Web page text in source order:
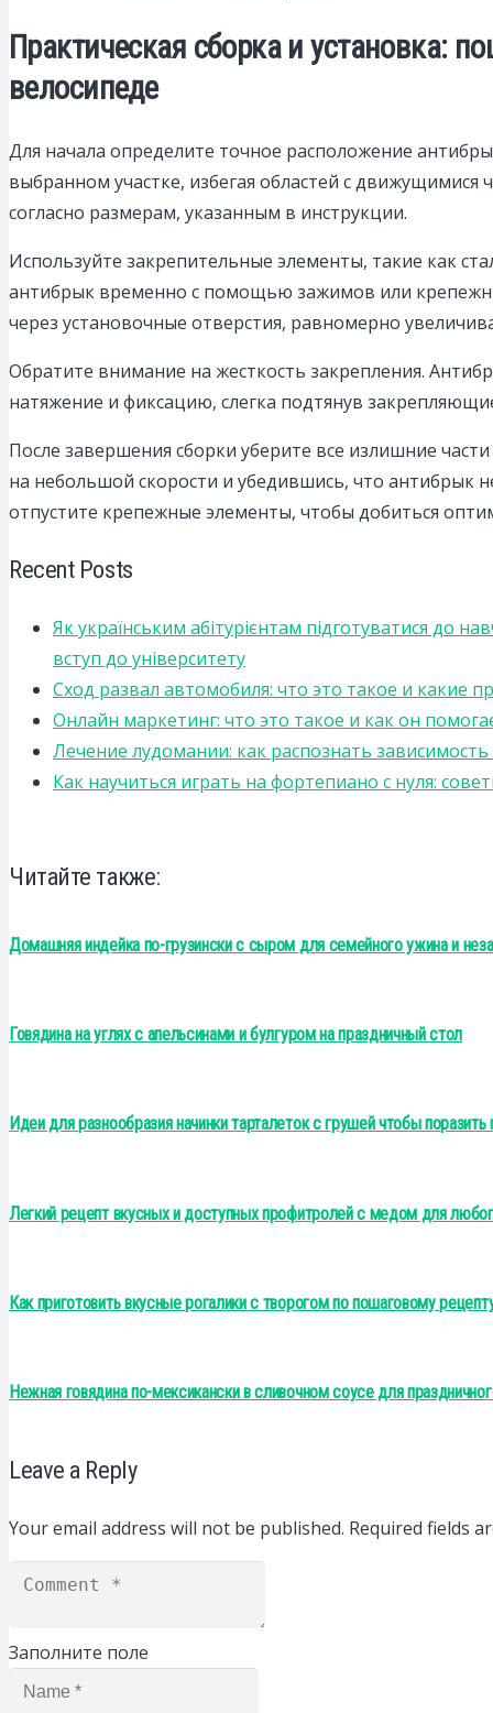
Практическая сборка и установка:
велосипеде
Для начала определите точное расположение
выбранном участке, избегая областей с
согласно размерам, указанным в инструкции.
Используйте закрепительные элементы, такие как
антибрык временно с помощью зажимов или
через установочные отверстия, равномерно
Обратите внимание на жесткость закрепления.
натяжение и фиксацию, слегка подтянув
После завершения сборки уберите все излишние
на небольшой скорости и убедившись, что антибрык
отпустите крепежные элементы, чтобы добиться
Recent Posts
Як українським абітурієнтам підготуватися до
вступ до університету
Сход развал автомобиля: что это такое и какие
Онлайн маркетинг: что это такое и как он
Лечение лудомании: как распознать
Как научиться играть на фортепиано с нуля:
Читайте также:
Домашняя индейка по-грузински с сыром для семейного ужина и
Говядина на углях с апельсинами и булгуром на праздничный стол
Идеи для разнообразия начинки тарталеток с грушей чтобы поразить
Легкий рецепт вкусных и доступных профитролей с медом для
Как приготовить вкусные рогалики с творогом по пошаговому
Нежная говядина по-мексикански в сливочном соусе для
Leave a Reply
Your email address will not be published. Required fields
Заполните поле